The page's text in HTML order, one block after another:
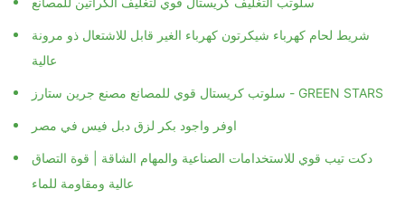
سلوتب التغليف كريستال قوي لتغليف الكراتين للمصانع
شريط لحام كهرباء شيكرتون كهرباء الغير قابل للاشتعال ذو مرونة
عالية
سلوتب كريستال قوي للمصانع مصنع جرين ستارز - GREEN STARS
اوفر واجود بكر لزق دبل فيس في مصر
دكت تيب قوي للاستخدامات الصناعية والمهام الشاقة | قوة التصاق
عالية ومقاومة للماء